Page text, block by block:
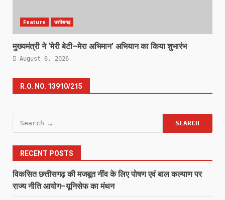
Feature छत्तीसगढ़
मुख्यमंत्री ने ‘मेरी बेटी–मेरा अभिमान’ अभियान का किया शुभारंभ
August 6, 2026
R.O. NO. 13910/215
Search
for:
RECENT POSTS
विकसित छत्तीसगढ़ की मजबूत नींव के लिए पोषण एवं बाल कल्याण पर
राज्य नीति आयोग–यूनिसेफ का मंथन